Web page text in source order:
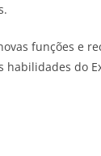
funções e
habilidades do